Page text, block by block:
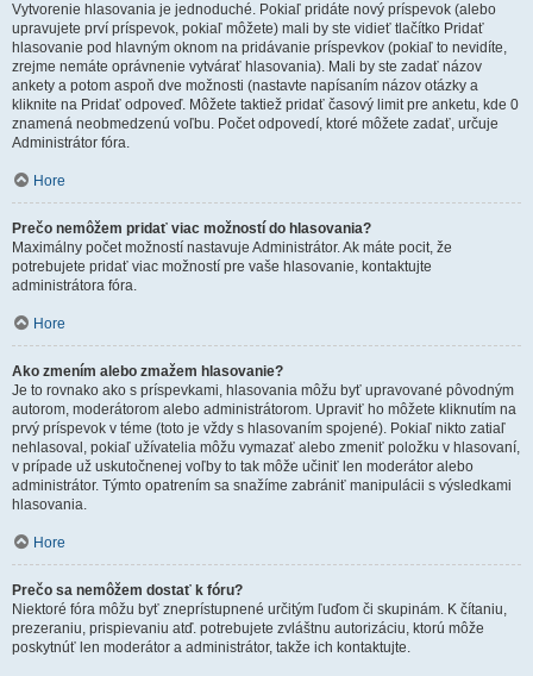
Vytvorenie hlasovania je jednoduché. Pokiaľ pridáte nový príspevok (alebo
upravujete prví príspevok, pokiaľ môžete) mali by ste vidieť tlačítko Pridať
hlasovanie pod hlavným oknom na pridávanie príspevkov (pokiaľ to nevidíte,
zrejme nemáte oprávnenie vytvárať hlasovania). Mali by ste zadať názov
ankety a potom aspoň dve možnosti (nastavte napísaním názov otázky a
kliknite na Pridať odpoveď. Môžete taktiež pridať časový limit pre anketu, kde 0
znamená neobmedzenú voľbu. Počet odpovedí, ktoré môžete zadať, určuje
Administrátor fóra.
Hore
Prečo nemôžem pridať viac možností do hlasovania?
Maximálny počet možností nastavuje Administrátor. Ak máte pocit, že
potrebujete pridať viac možností pre vaše hlasovanie, kontaktujte
administrátora fóra.
Hore
Ako zmením alebo zmažem hlasovanie?
Je to rovnako ako s príspevkami, hlasovania môžu byť upravované pôvodným
autorom, moderátorom alebo administrátorom. Upraviť ho môžete kliknutím na
prvý príspevok v téme (toto je vždy s hlasovaním spojené). Pokiaľ nikto zatiaľ
nehlasoval, pokiaľ užívatelia môžu vymazať alebo zmeniť položku v hlasovaní,
v prípade už uskutočnenej voľby to tak môže učiniť len moderátor alebo
administrátor. Týmto opatrením sa snažíme zabrániť manipulácii s výsledkami
hlasovania.
Hore
Prečo sa nemôžem dostať k fóru?
Niektoré fóra môžu byť zneprístupnené určitým ľuďom či skupinám. K čítaniu,
prezeraniu, prispievaniu atď. potrebujete zvláštnu autorizáciu, ktorú môže
poskytnúť len moderátor a administrátor, takže ich kontaktujte.